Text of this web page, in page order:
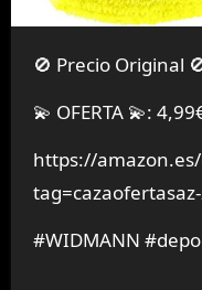
🚫 Precio Original
💫 OFERTA 💫:
https://amazon.es/
tag=cazaofertasaz-
#WIDMANN